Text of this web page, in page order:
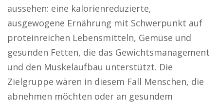
aussehen: eine kalorienreduzierte,
ausgewogene Ernährung mit Schwerpunkt auf
proteinreichen Lebensmitteln, Gemüse und
gesunden Fetten, die das Gewichtsmanagement
und den Muskelaufbau unterstützt. Die
Zielgruppe wären in diesem Fall Menschen, die
abnehmen möchten oder an gesundem